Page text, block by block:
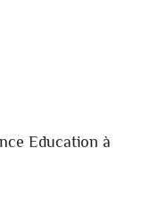
Education à